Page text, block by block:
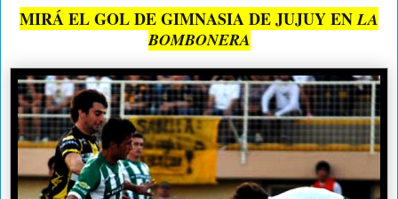
MIRÁ EL GOL DE GIMNASIA DE JUJUY ENLA
BOMBONERA